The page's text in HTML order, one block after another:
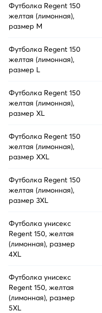
Футболка Regent 150
желтая (лимонная),
размер M
Футболка Regent 150
желтая (лимонная),
размер L
Футболка Regent 150
желтая (лимонная),
размер XL
Футболка Regent 150
желтая (лимонная),
размер XXL
Футболка Regent 150
желтая (лимонная),
размер 3XL
Футболка унисекс
Regent 150, желтая
(лимонная), размер
4XL
Футболка унисекс
Regent 150, желтая
(лимонная), размер
5XL